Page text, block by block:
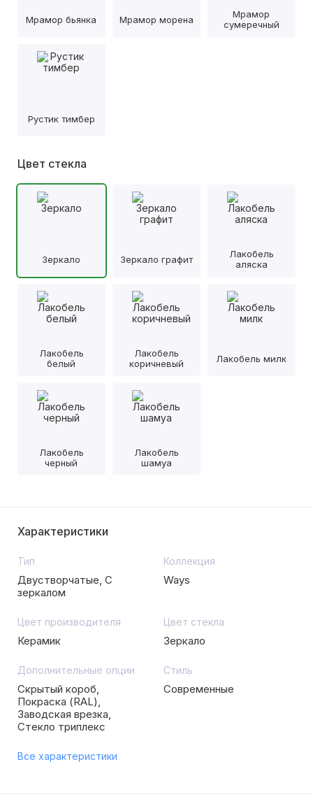
Мрамор бьянка Мрамор морена
Мрамор
сумеречный
Рустик тимбер
Цвет стекла
Зеркало Зеркало графит
Лакобель
аляска
Лакобель
белый
Лакобель
коричневый
Лакобель милк
Лакобель
черный
Лакобель
шамуа
Характеристики
Тип
Двустворчатые, С
зеркалом
Коллекция
Ways
Цвет производителя
Керамик
Цвет стекла
Зеркало
Дополнительные опции
Скрытый короб,
Покраска (RAL),
Заводская врезка,
Стекло триплекс
Стиль
Современные
Все характеристики